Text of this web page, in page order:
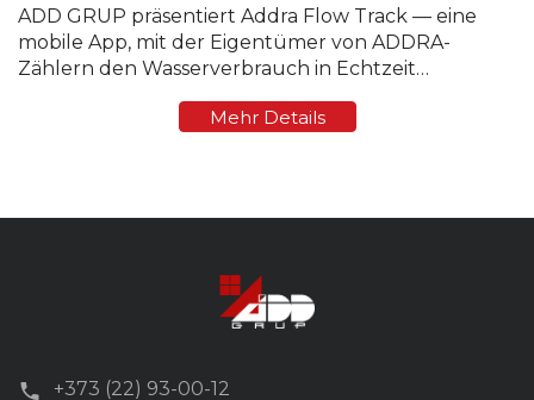
ADD GRUP präsentiert Addra Flow Track — eine
mobile App, mit der Eigentümer von ADDRA-
Zählern den Wasserverbrauch in Echtzeit
Kontrolle, sofortige Statistiken und Steuerung des
Mehr Details
+373 (22) 93-00-12